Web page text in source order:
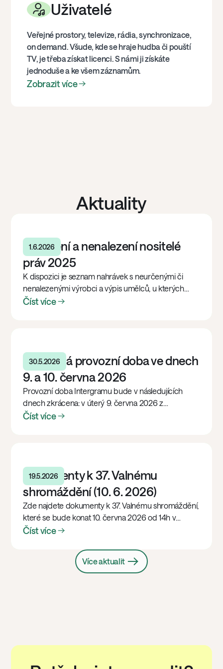
Uživatelé
Veřejné prostory, televize, rádia, synchronizace,
on demand. Všude, kde se hraje hudba či pouští
TV, je třeba získat licenci. S námi ji získáte
jednoduše a ke všem záznamům.
Zobrazit více
Aktuality
1.6.2026
Neurčení a nenalezení nositelé
práv 2025
K dispozici je seznam nahrávek s neurčenými či
nenalezenými výrobci a výpis umělců, u kterých
evidujeme vyplatitelný zůstatek odměny.
Číst více
30.5.2026
Zkrácená provozní doba ve dnech
9. a 10. června 2026
Provozní doba Intergramu bude v následujících
dnech zkrácena: v úterý 9. června 2026 z
technických důvodů do 12.00 hodin, ve středu 10.
Číst více
19.5.2026
Dokumenty k 37. Valnému
shromáždění (10. 6. 2026)
Zde najdete dokumenty k 37. Valnému shromáždění,
které se bude konat 10. června 2026 od 14h v
Grandior Hotel Prague – Na Poříčí 42, 110 00 Praha 1
Číst více
Více aktualit